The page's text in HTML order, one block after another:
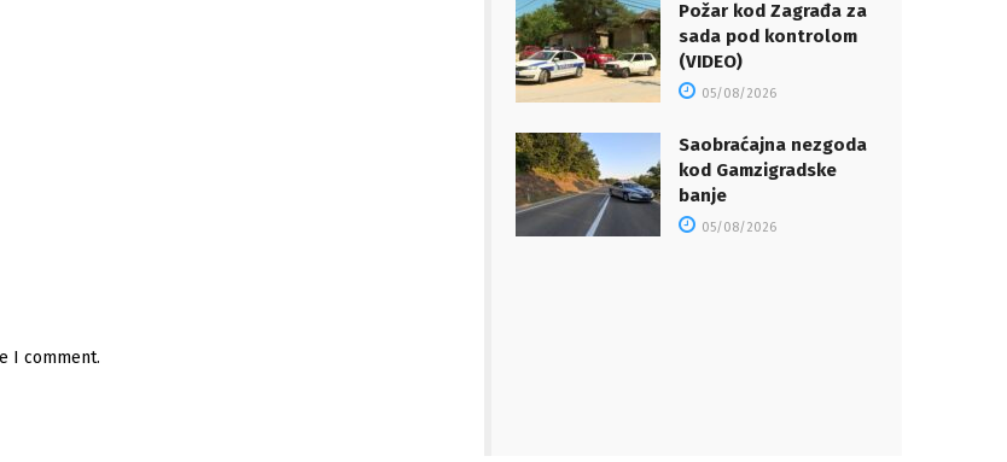
I comment.
Požar kod Zagrađa za
sada pod kontrolom
(VIDEO)
05/08/2026
Saobraćajna nezgoda
kod Gamzigradske
banje
05/08/2026